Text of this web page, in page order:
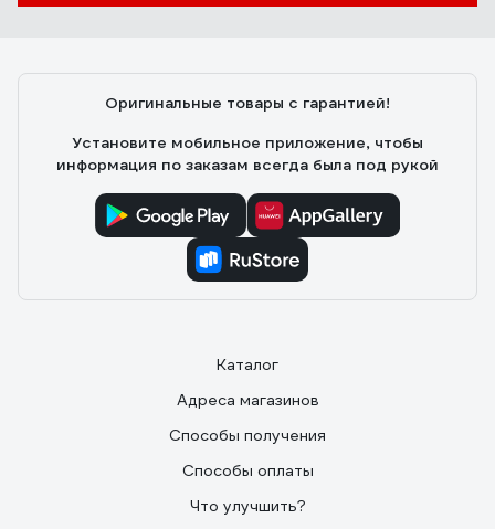
Оригинальные товары с гарантией!
Установите мобильное приложение, чтобы
информация по заказам всегда была под рукой
Каталог
Адреса магазинов
Способы получения
Способы оплаты
Что улучшить?